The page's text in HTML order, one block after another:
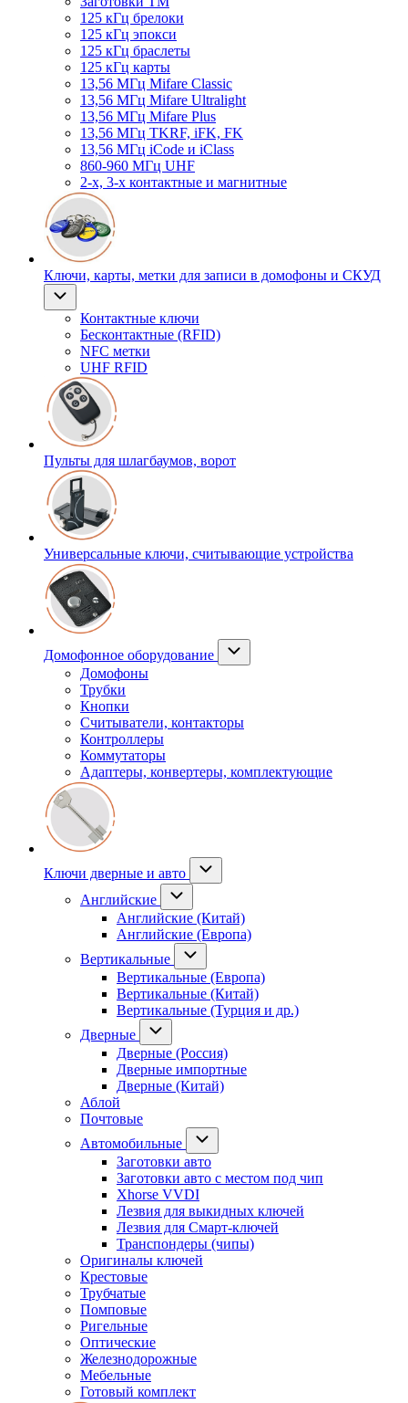
125 кГц брелоки
125 кГц эпокси
125 кГц браслеты
125 кГц карты
13,56 МГц Mifare Classic
13,56 МГц Mifare Ultralight
13,56 МГц Mifare Plus
13,56 МГц TKRF, iFK, FK
13,56 МГц iCode и iClass
860-960 МГц UHF
2-х, 3-х контактные и магнитные
Ключи, карты, метки для записи в домофоны и СКУД
Контактные ключи
Бесконтактные (RFID)
NFC метки
UHF RFID
Пульты для шлагбаумов, ворот
Универсальные ключи, считывающие устройства
Домофонное оборудование
Домофоны
Трубки
Кнопки
Считыватели, контакторы
Контроллеры
Коммутаторы
Адаптеры, конвертеры, комплектующие
Ключи дверные и авто
Английские
Английские (Китай)
Английские (Европа)
Вертикальные
Вертикальные (Европа)
Вертикальные (Китай)
Вертикальные (Турция и др.)
Дверные
Дверные (Россия)
Дверные импортные
Дверные (Китай)
Аблой
Почтовые
Автомобильные
Заготовки авто
Заготовки авто с местом под чип
Xhorse VVDI
Лезвия для выкидных ключей
Лезвия для Смарт-ключей
Транспондеры (чипы)
Оригиналы ключей
Крестовые
Трубчатые
Помповые
Ригельные
Оптические
Железнодорожные
Мебельные
Готовый комплект